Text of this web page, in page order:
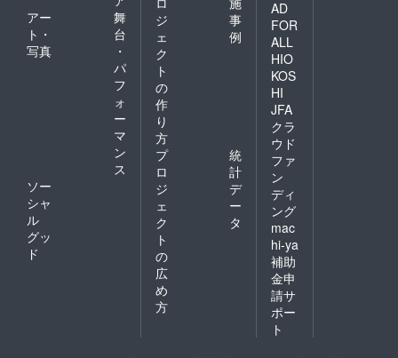
アー
ト・
写真
舞
台
・
パ
フ
ォ
ー
マ
ン
ス
ソー
シャ
ル
グッ
ド
ジ
ェ
ク
ト
の
作
り
方
事
例
プ
ロ
ジ
ェ
ク
ト
の
広
め
方
統
計
デ
ー
タ
AD
FOR
ALL
HIO
KOS
HI
JFA
クラ
ウド
ファ
ン
ディ
ング
mac
hi-ya
補助
金申
請サ
ポー
ト